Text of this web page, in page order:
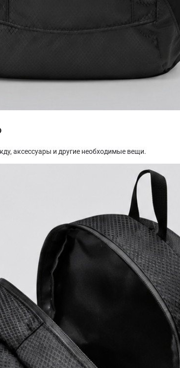
аксессуары и другие необходимые вещи.